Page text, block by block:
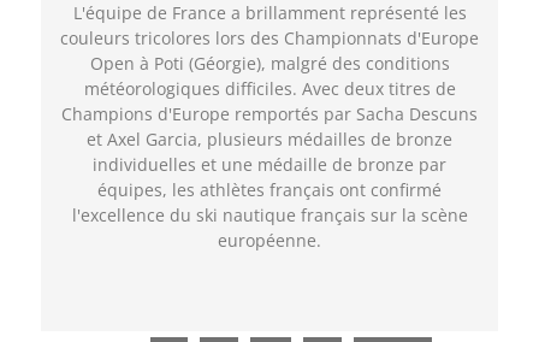
L'équipe de France a brillamment représenté les
couleurs tricolores lors des Championnats d'Europe
Open à Poti (Géorgie), malgré des conditions
météorologiques difficiles. Avec deux titres de
Champions d'Europe remportés par Sacha Descuns
et Axel Garcia, plusieurs médailles de bronze
individuelles et une médaille de bronze par
équipes, les athlètes français ont confirmé
l'excellence du ski nautique français sur la scène
européenne.